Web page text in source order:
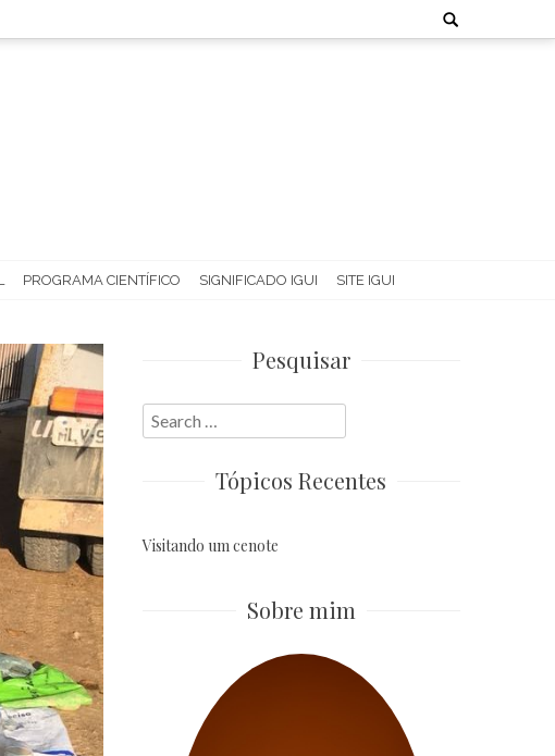
Search
for:
PROGRAMA CIENTÍFICO SIGNIFICADO IGUI SITE IGUI
Pesquisar
Search
for:
Tópicos Recentes
Visitando um cenote
Sobre mim